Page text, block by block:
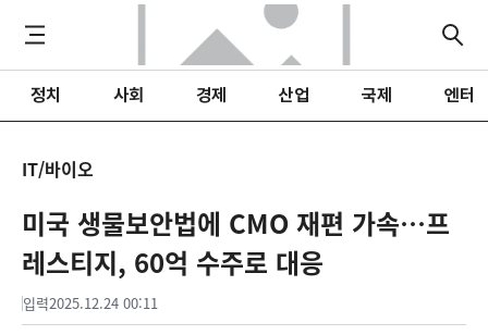
정치 사회 경제 산업 국제 엔터
IT/바이오
미국 생물보안법에 CMO 재편 가속…프
레스티지, 60억 수주로 대응
입력2025.12.24 00:11